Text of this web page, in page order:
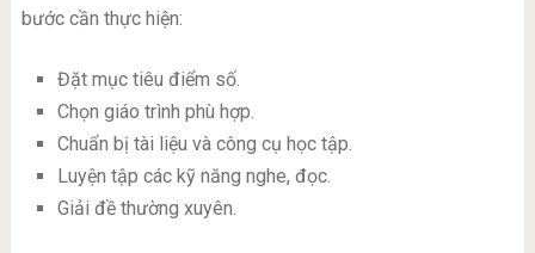
bước cần thực hiện:
Đặt mục tiêu điểm số.
Chọn giáo trình phù hợp.
Chuẩn bị tài liệu và công cụ học tập.
Luyện tập các kỹ năng nghe, đọc.
Giải đề thường xuyên.